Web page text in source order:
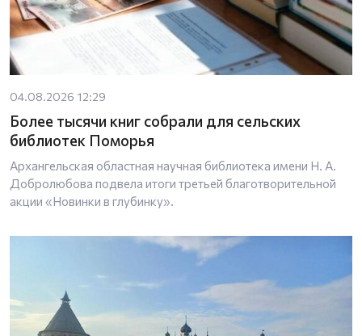
04.08.2026 12:29
Более тысячи книг собрали для сельских
библиотек Поморья
Архангельская областная научная библиотека имени Н. А.
Добролюбова подвела итоги третьей благотворительной
акции «Новинки в глубинку».